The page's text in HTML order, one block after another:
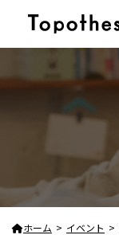
ホーム イベント